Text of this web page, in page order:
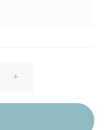
+